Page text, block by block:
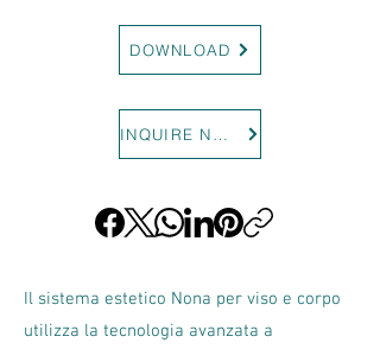
DOWNLOAD
INQUIRE NOW
Il sistema estetico Nona per viso e corpo
utilizza la tecnologia avanzata a